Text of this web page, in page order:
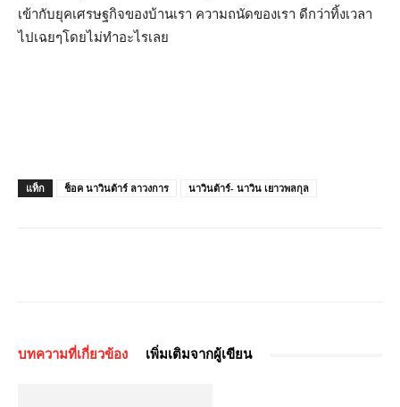
เข้ากับยุคเศรษฐกิจของบ้านเรา ความถนัดของเรา ดีกว่าทิ้งเวลา
ไปเฉยๆโดยไม่ทำอะไรเลย
แท็ก ช็อค นาวินต้าร์ ลาวงการ นาวินต้าร์- นาวิน เยาวพลกุล
บทความที่เกี่ยวข้อง เพิ่มเติมจากผู้เขียน